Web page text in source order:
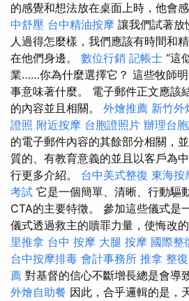
的感覺和想法放在桌面上時，他會
中舒壓 台中精油按摩 讓我們試著放
人過得怎麼樣，我們應該有時間和
在他們身邊。 數位行銷 記帳士 “這
業……你為什麼選擇它？ 這些牧師
事意味著什麼。 電子郵件正文應該
的內容並且相關。 外燴推薦 新竹外
證照 附近按摩 台胞證照片 辦理台
的電子郵件內容的其餘部分相關，
質的、有教育意義的並且以客戶為
行更多介紹。 台中美式整復 東海按
考試 它是一個簡單、清晰、行動驅
CTA的主要特徵。 參加這些儀式是
儀式透過救主的贖罪力量，使悔改
里推拿 台中 按摩 大腿 按摩 國際整
台中按摩排毒 會計事務所 推拿 整復
薦 對基督的信心不斷增長總是會導
外燴自助餐 因此，合乎邏輯的是，